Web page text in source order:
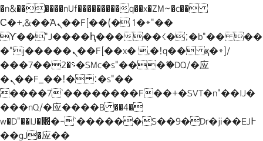
�n&������nUf���������q��x�ZM~�c��
Ϲ�+,&��Ὰܢ��F[��(�1�*"��
ϒ��"J����ԧ�����<�;�b"�� ��
�"j�����ܢ��F[��x� ,�!q�� қ�*]/
���؝�2��7�SMc�s"���ޭ�DQ/�应
�ܢ��F_��!� :�s"��
����7`��������F��+�SVT�n"��IJ�
���nQ/�应����B ��4�
w�D"��IJ�׭�-`������S��9�Dr�ji��EJ߅
��gJ�应��